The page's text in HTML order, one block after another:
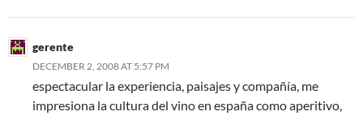
gerente
DECEMBER 2, 2008 AT 5:57 PM
espectacular la experiencia, paisajes y compañía, me
impresiona la cultura del vino en españa como aperitivo,